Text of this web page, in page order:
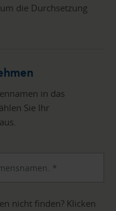
die Durchsetzung
in das
Sie Ihr
nicht finden? Klicken